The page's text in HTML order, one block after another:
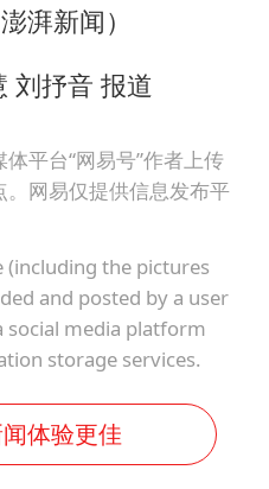
湃新闻）
刘抒音 报道
平台“网易号”作者上传
网易仅提供信息发布平
(including the pictures
and posted by a user
social media platform
storage services.
体验更佳